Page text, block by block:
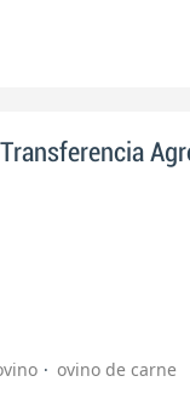
ovino de carne